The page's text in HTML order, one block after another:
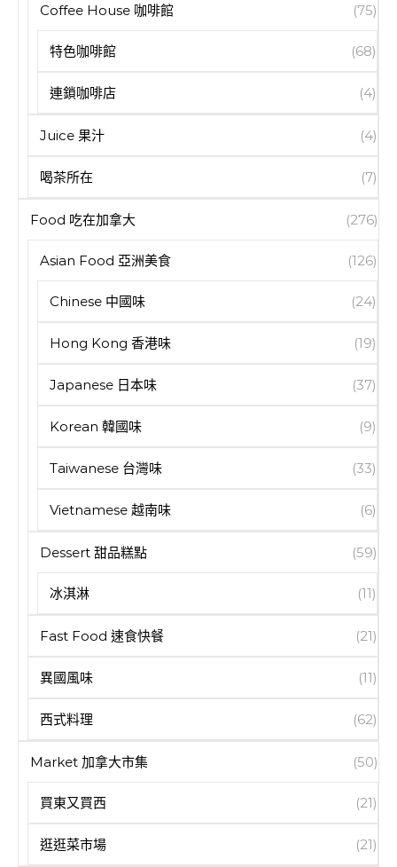
Coffee House 咖啡館 (75)
特色咖啡館 (68)
連鎖咖啡店 (4)
Juice 果汁 (4)
喝茶所在 (7)
Food 吃在加拿大 (276)
Asian Food 亞洲美食 (126)
Chinese 中國味 (24)
Hong Kong 香港味 (19)
Japanese 日本味 (37)
Korean 韓國味 (9)
Taiwanese 台灣味 (33)
Vietnamese 越南味 (6)
Dessert 甜品糕點 (59)
冰淇淋 (11)
Fast Food 速食快餐 (21)
異國風味 (11)
西式料理 (62)
Market 加拿大市集 (50)
買東又買西 (21)
逛逛菜市場 (21)